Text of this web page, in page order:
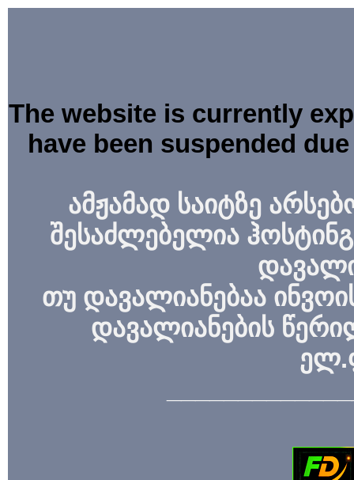
The website is currently
have been suspended
ამჟამად საიტზე
შესაძლებელია
თუ დავალიანებაა
დავალიანების